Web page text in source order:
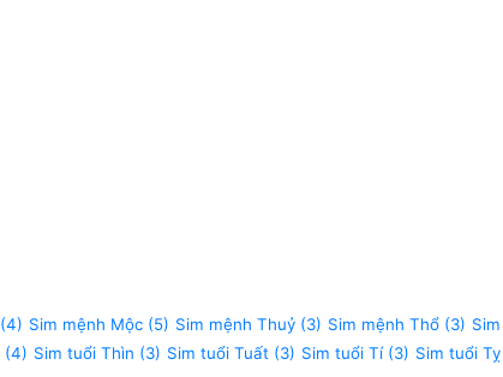
(4) Sim mệnh Mộc (5) Sim mệnh Thuỷ (3) Sim mệnh Thổ (3) Sim
(4) Sim tuổi Thìn (3) Sim tuổi Tuất (3) Sim tuổi Tí(3) Sim tuổi Tỵ